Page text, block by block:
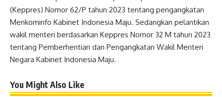
(Keppres) Nomor 62/P tahun 2023 tentang pengangkatan
Menkominfo Kabinet Indonesia Maju. Sedangkan pelantikan
wakil menteri berdasarkan Keppres Nomor 32 M tahun 2023
tentang Pemberhentian dan Pengangkatan Wakil Menteri
Negara Kabinet Indonesia Maju.
You Might Also Like